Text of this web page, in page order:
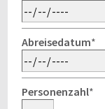
Abreisedatum*
Personenzahl*